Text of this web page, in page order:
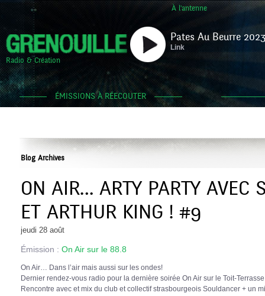
À l'antenne
Radio & Création
Pates Au Beurre
Link
ÉMISSIONS À RÉECOUTER
Blog Archives
ON AIR… ARTY PARTY AVEC
ET ARTHUR KING ! #9
jeudi 28 août
Émission : On Air sur le 88.8
On Air… Dans l’air mais aussi sur les ondes!
Dernier rendez-vous radio pour la dernière soirée On Air sur le Toit-
Rencontre avec et mix du club et collectif strasbourgeois Souldancer + un